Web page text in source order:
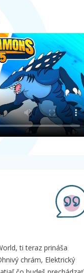
ti teraz prináša
chrám, Elektrický